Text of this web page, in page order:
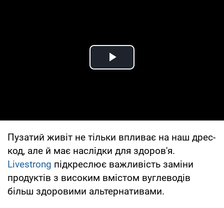
Play Video
Пузатий живіт не тільки впливає на наш дрес-
код, але й має наслідки для здоров'я.
Livestrong підкреслює важливість заміни
продуктів з високим вмістом вуглеводів
більш здоровими альтернативами.